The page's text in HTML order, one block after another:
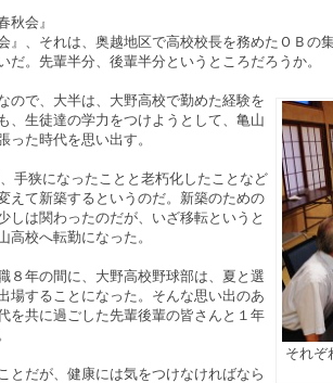
秋会』
』、それは、奥越地区で高校校長を務めたＯＢの
だ。先輩半分、後輩半分というところだろうか。
それぞ
ので、大半は、大野高校で勤めた経験を
、生徒達の学力をつけようとして、亀山
った時代を思い出す。
手狭になったことと老朽化したことなど
えて新築するというのだ。新築のための
しは関わったのだが、いざ移転というと
高校へ転勤になった。
８年の間に、大野高校野球部は、夏と選
場することになった。そんな思い出のあ
を共に過ごした先輩後輩の皆さんと１年
とだが、健康には気をつけなければなら